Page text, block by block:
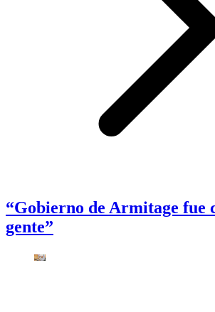
“Gobierno de Armitage fue
gente”